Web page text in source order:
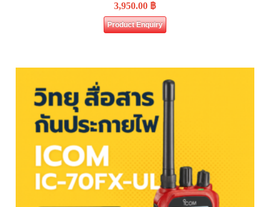
3,950.00 ฿
Product Enquiry